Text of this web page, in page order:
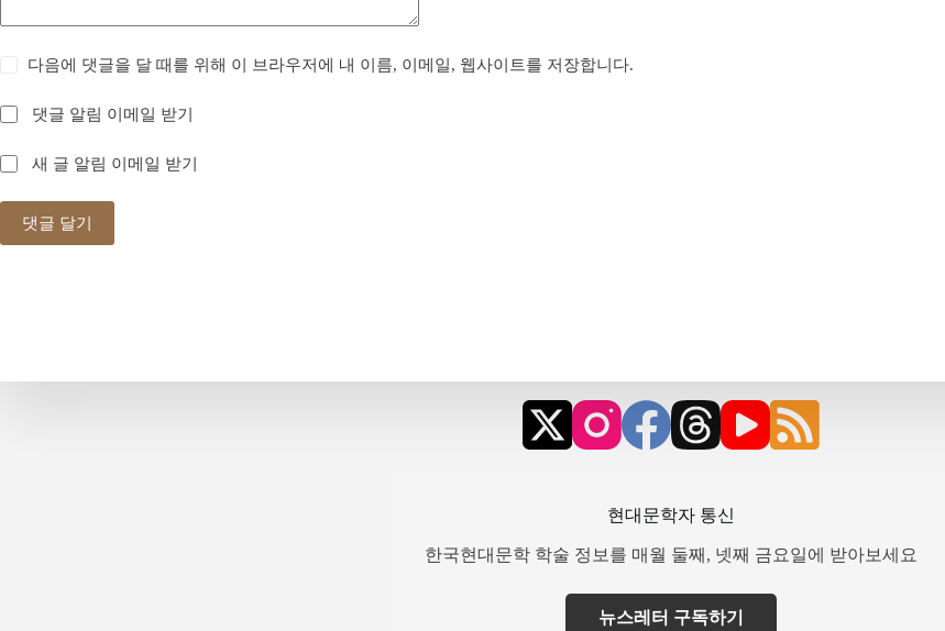
다음에 댓글을 달 때를 위해 이 브라우저에 내 이름, 이메일, 웹사이트를 저장합니다.
댓글 알림 이메일 받기
새 글 알림 이메일 받기
댓글 달기
현대문학자 통신
한국현대문학 학술 정보를 매월 둘째, 넷째 금요일에 받아보세요
뉴스레터 구독하기